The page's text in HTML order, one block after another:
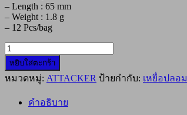
– Length : 65 mm
– Weight : 1.8 g
– 12 Pcs/bag
จำนวน
เหยื่อ
ยาง
PREMIUM
หยิบใส่ตะกร้า
หมวดหมู่: ATTACKER ป้ายกำกับ: เหยื่อปลอม
คำอธิบาย